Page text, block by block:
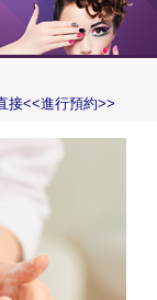
接<<進行預約>>